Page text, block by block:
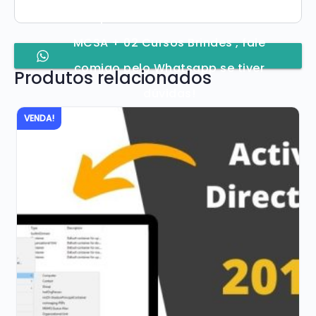
MCSA + 02 Cursos Brindes , fale
comigo pelo Whatsapp se tiver
Produtos relacionados
VENDA!